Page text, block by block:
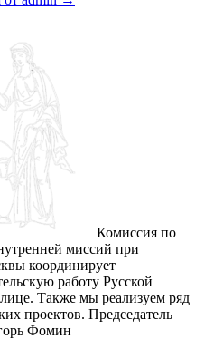
Комиссия по
миссий при
координирует
работу Русской
Также мы реализуем ряд
проектов. Председатель
Фомин